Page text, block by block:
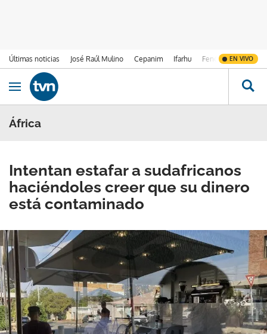
Últimas noticias José Raúl Mulino Cepanim Ifarhu Fenómeno de El
EN VIVO
Ir al contenido
Obrir navegació
África
Intentan estafar a sudafricanos
haciéndoles creer que su dinero
está contaminado